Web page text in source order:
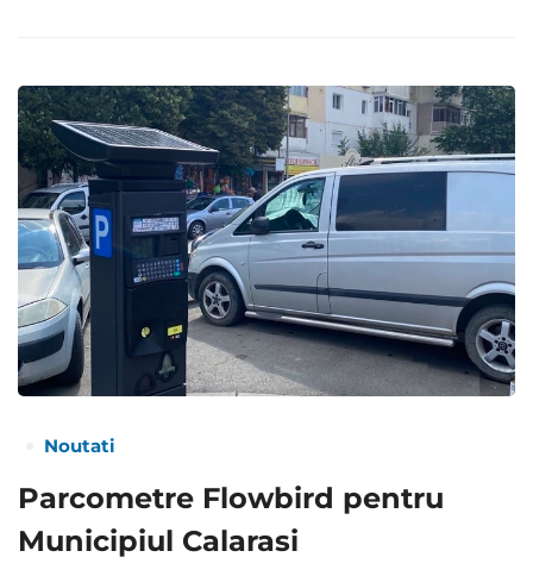
Noutati
Parcometre Flowbird pentru
Municipiul Calarasi